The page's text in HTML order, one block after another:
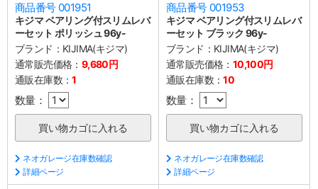
商品番号 001951
キジマ ベアリング付スリムレバ
ーセット ポリッシュ 96y-
ブランド： KIJIMA(キジマ)
通常販売価格： 9,680円
通販在庫数：1
数量：
ネオガレージ在庫数確認
詳細ページ
商品番号 001953
キジマ ベアリング付スリムレバ
ーセット ブラック 96y-
ブランド： KIJIMA(キジマ)
通常販売価格： 10,100円
通販在庫数：10
数量：
ネオガレージ在庫数確認
詳細ページ